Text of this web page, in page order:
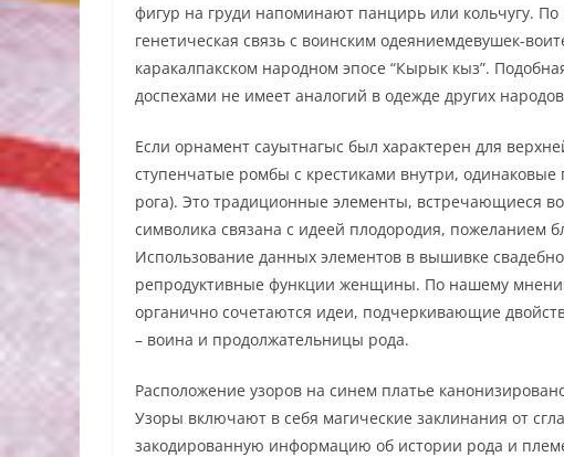
фигур на груди напоминают панцирь или кольчугу.
генетическая связь с воинским одеяниемдевушек-
каракалпакском народном эпосе “Кырык кыз”.
доспехами не имеет аналогий в одежде других
Если орнамент сауытнагыс был характерен для
ступенчатые ромбы с крестиками внутри,
рога). Это традиционные элементы, встречающиеся
символика связана с идеей плодородия, пожеланием
Использование данных элементов в вышивке
репродуктивные функции женщины. По нашему
органично сочетаются идеи, подчеркивающие
– воина и продолжательницы рода.
Расположение узоров на синем платье
Узоры включают в себя магические заклинания от
закодированную информацию об истории рода и